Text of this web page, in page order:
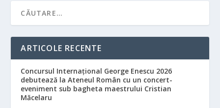
ARTICOLE RECENTE
Concursul Internațional George Enescu 2026
debutează la Ateneul Român cu un concert-
eveniment sub bagheta maestrului Cristian
Măcelaru